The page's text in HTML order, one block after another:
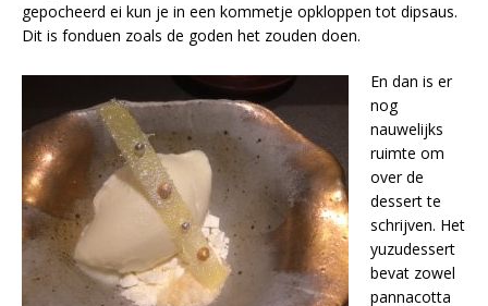
gepocheerd ei kun je in een kommetje opkloppen tot dipsaus.
Dit is fonduen zoals de goden het zouden doen.
En dan is er
nog
nauwelijks
ruimte om
over de
dessert te
schrijven. Het
yuzudessert
bevat zowel
pannacotta